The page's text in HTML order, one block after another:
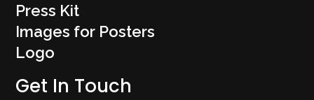
Press Kit
Images for Posters
Logo
Get In Touch